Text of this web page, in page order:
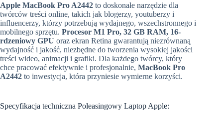
Apple MacBook Pro A2442 to doskonałe narzędzie dla
twórców treści online, takich jak blogerzy, youtuberzy i
influencerzy, którzy potrzebują wydajnego, wszechstronnego i
mobilnego sprzętu. Procesor M1 Pro, 32 GB RAM, 16-
rdzeniowy GPU oraz ekran Retina gwarantują niezrównaną
wydajność i jakość, niezbędne do tworzenia wysokiej jakości
treści wideo, animacji i grafiki. Dla każdego twórcy, który
chce pracować efektywnie i profesjonalnie, MacBook Pro
A2442 to inwestycja, która przyniesie wymierne korzyści.
Specyfikacja techniczna Poleasingowy Laptop Apple: